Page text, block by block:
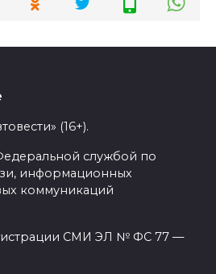
(16+).
службой по
информационных
коммуникаций
СМИ ЭЛ № ФС 77 —